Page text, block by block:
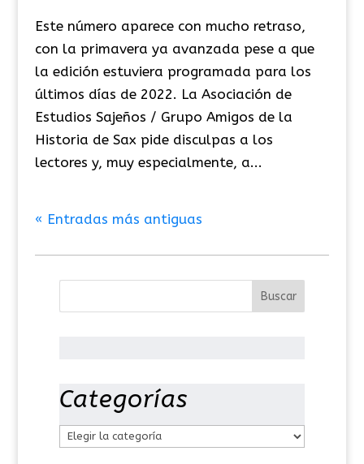
Este número aparece con mucho retraso,
con la primavera ya avanzada pese a que
la edición estuviera programada para los
últimos días de 2022. La Asociación de
Estudios Sajeños / Grupo Amigos de la
Historia de Sax pide disculpas a los
lectores y, muy especialmente, a...
« Entradas más antiguas
Categorías